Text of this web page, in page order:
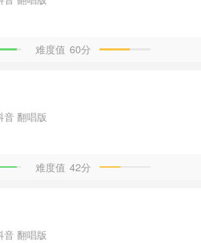
难度值 60分
音 翻唱版
难度值 42分
音 翻唱版